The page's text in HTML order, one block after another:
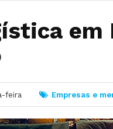
em
feira Empresas e